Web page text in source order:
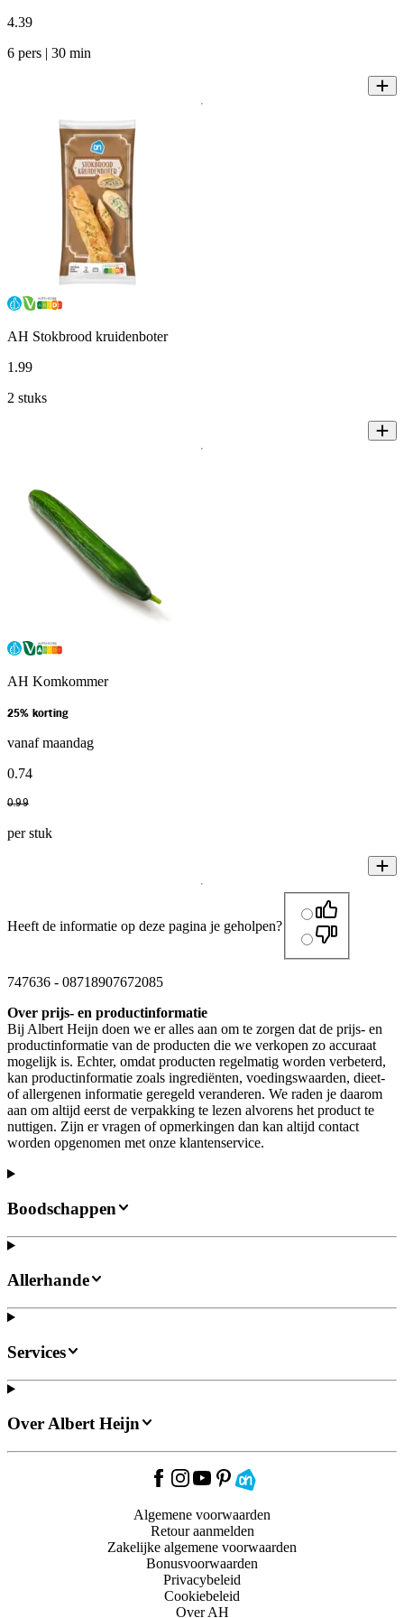
4.39
6 pers | 30 min
AH Stokbrood kruidenboter
1 .99
2 stuks
AH Komkommer
25% korting
vanaf maandag
0.74
0.99
per stuk
Heeft de informatie op deze pagina je geholpen?
747636 - 08718907672085
Over prijs- en productinformatie
Bij Albert Heijn doen we er alles aan om te zorgen dat de prijs- en
productinformatie van de producten die we verkopen zo accuraat
mogelijk is. Echter, omdat producten regelmatig worden verbeterd,
kan productinformatie zoals ingrediënten, voedingswaarden, dieet-
of allergenen informatie geregeld veranderen. We raden je daarom
aan om altijd eerst de verpakking te lezen alvorens het product te
nuttigen. Zijn er vragen of opmerkingen dan kan altijd contact
worden opgenomen met onze klantenservice.
Boodschappen
Allerhande
Services
Over Albert Heijn
Algemene voorwaarden
Retour aanmelden
Zakelijke algemene voorwaarden
Bonusvoorwaarden
Privacybeleid
Cookiebeleid
Over AH